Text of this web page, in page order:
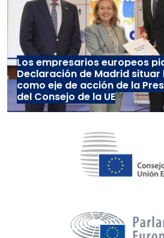
Los empresarios europeos
Declaración de Madrid
como eje de acción de la
del Consejo de la UE